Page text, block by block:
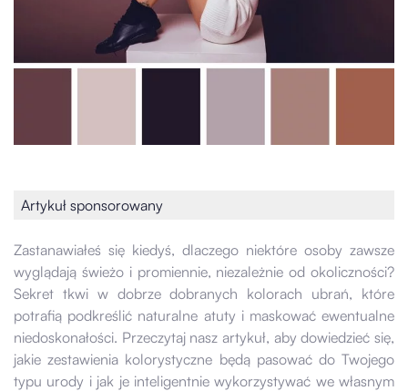
Artykuł sponsorowany
Zastanawiałeś się kiedyś, dlaczego niektóre osoby zawsze
wyglądają świeżo i promiennie, niezależnie od okoliczności?
Sekret tkwi w dobrze dobranych kolorach ubrań, które
potrafią podkreślić naturalne atuty i maskować ewentualne
niedoskonałości. Przeczytaj nasz artykuł, aby dowiedzieć się,
jakie zestawienia kolorystyczne będą pasować do Twojego
typu urody i jak je inteligentnie wykorzystywać we własnym